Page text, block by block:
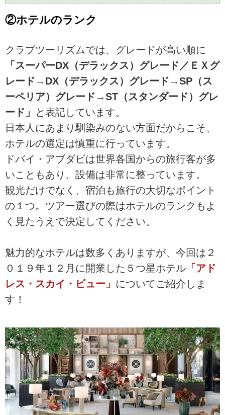
ドバイ旅行・ツアー・観光の観光地情報
なら、クラブツーリズムにおまかせ！添
問、おすすめのツアーをご紹介。ツアー
の検索・ご予約も簡単。
②ホテルのランク
クラブツーリズムでは、グレードが高い順に
「スーパーDX（デラックス）グレード／ＥＸグ
レード→DX（デラックス）グレード→SP（ス
ーペリア）グレード→ST（スタンダード）グレ
ード」
と表記しています。
日本人にあまり馴染みのない方面だからこそ、
ホテルの選定は慎重に行っています。
ドバイ・アブダビは世界各国からの旅行客が多
いこともあり、設備は非常に整っています。
観光だけでなく、宿泊も旅行の大切なポイント
の１つ。ツアー選びの際はホテルのランクもよ
く見たうえで決定してください。
魅力的なホテルは数多くありますが、今回は２
０１９年１２月に開業した５つ星ホテル 「アド
レス・スカイ・ビュー」 についてご紹介しま
す！